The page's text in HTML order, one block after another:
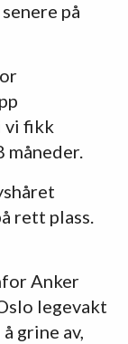
på
vi fikk
måneder.
rett plass.
Anker
legevakt
grine av,